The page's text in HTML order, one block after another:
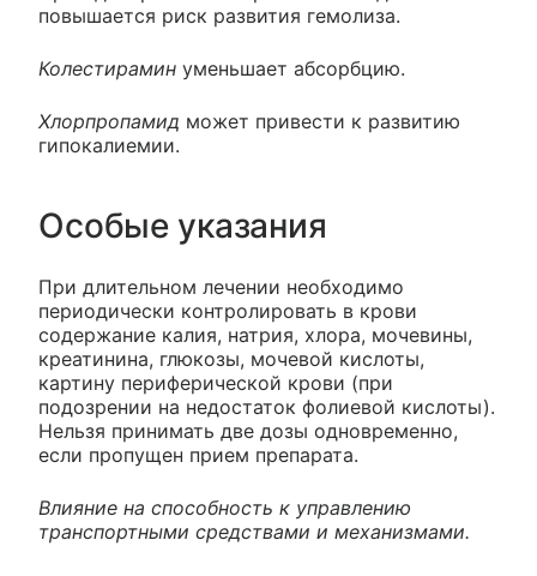
повышается риск развития гемолиза.
Колестирамин уменьшает абсорбцию.
Хлорпропамид может привести к развитию
гипокалиемии.
Особые указания
При длительном лечении необходимо
периодически контролировать в крови
содержание калия, натрия, хлора, мочевины,
креатинина, глюкозы, мочевой кислоты,
картину периферической крови (при
подозрении на недостаток фолиевой кислоты).
Нельзя принимать две дозы одновременно,
если пропущен прием препарата.
Влияние на способность к управлению
транспортными средствами и механизмами.